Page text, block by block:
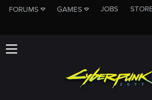
FORUMS GAMES JOBS